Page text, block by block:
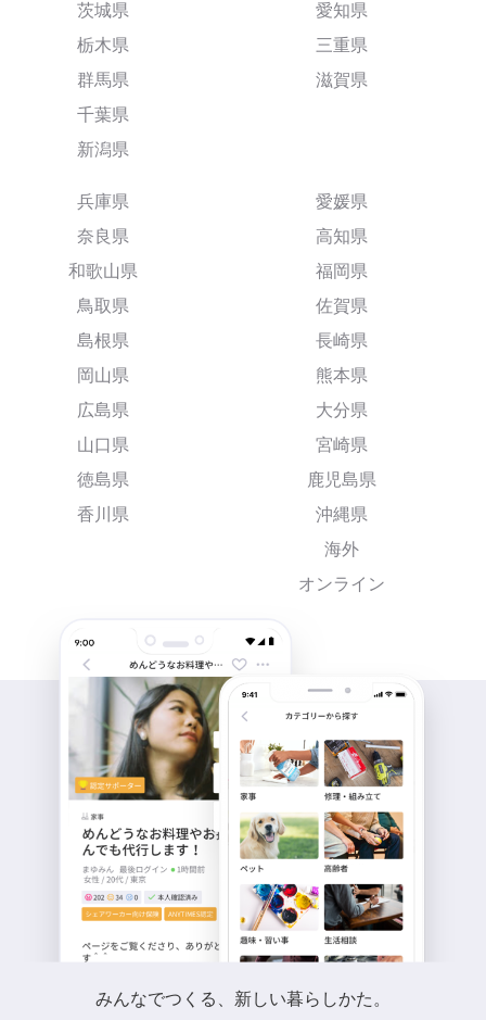
茨城県
栃木県
群馬県
千葉県
新潟県
愛知県
三重県
滋賀県
兵庫県
奈良県
和歌山県
鳥取県
島根県
岡山県
広島県
山口県
徳島県
香川県
愛媛県
高知県
福岡県
佐賀県
長崎県
熊本県
大分県
宮崎県
鹿児島県
沖縄県
海外
オンライン
みんなでつくる、新しい暮らしかた。